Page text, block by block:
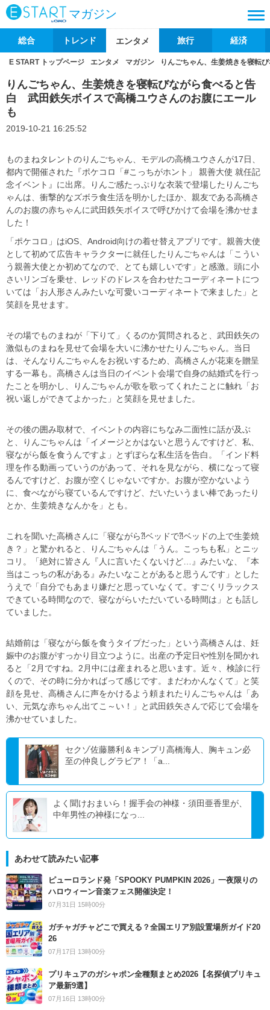
マガジン
総合 トレンド エンタメ 旅行 経済
E START トップページ エンタメ マガジン りんごちゃん、生姜焼きを寝転
りんごちゃん、生姜焼きを寝転びながら食べると告
白 武田鉄矢ボイスで高橋ユウさんのお腹にエール
も
2019-10-21 16:25:52
ものまねタレントのりんごちゃん、モデルの高橋ユウさんが17日、
都内で開催された『ポケコロ「#こっちがホント」 親善大使 就任記
念イベント』に出席。りんご感たっぷりな衣装で登場したりんごち
ゃんは、衝撃的なズボラ食生活を明かしたほか、親友である高橋さ
んのお腹の赤ちゃんに武田鉄矢ボイスで呼びかけて会場を沸かせま
した！
「ポケコロ」はiOS、Android向けの着せ替えアプリです。親善大使
として初めて広告キャラクターに就任したりんごちゃんは「こうい
う親善大使とか初めてなので、とても嬉しいです」と感激。頭に小
さいリンゴを乗せ、レッドのドレスを合わせたコーディネートにつ
いては「お人形さんみたいな可愛いコーディネートで来ました」と
笑顔を見せます。
その場でものまねが「下りて」くるのか質問されると、武田鉄矢の
激似ものまねを見せて会場を大いに沸かせたりんごちゃん。当日
は、そんなりんごちゃんをお祝いするため、高橋さんが花束を贈呈
する一幕も。高橋さんは当日のイベント会場で自身の結婚式を行っ
たことを明かし、りんごちゃんが歌を歌ってくれたことに触れ「お
祝い返しができてよかった」と笑顔を見せました。
その後の囲み取材で、イベントの内容にちなみ二面性に話が及ぶ
と、りんごちゃんは「イメージとかはないと思うんですけど、私、
寝ながら飯を食うんですよ」とずぼらな私生活を告白。「インド料
理を作る動画っていうのがあって、それを見ながら、横になって寝
るんですけど、お腹が空くじゃないですか。お腹が空かないよう
に、食べながら寝ているんですけど、だいたいうまい棒であったり
とか、生姜焼きなんかを」とも。
これを聞いた高橋さんに「寝ながら⁈ベッドで⁈ベッドの上で生姜焼
き？」と驚かれると、りんごちゃんは「うん。こっちも私」とニッ
コリ。「絶対に皆さん『人に言いたくないけど…』みたいな、『本
当はこっちの私がある』みたいなことがあると思うんです」とした
うえで「自分でもあまり嫌だと思っていなくて。すごくリラックス
できている時間なので、寝ながらいただいている時間は」とも話し
ていました。
結婚前は「寝ながら飯を食うタイプだった」という高橋さんは、妊
娠中のお腹がすっかり目立つように。出産の予定日や性別を聞かれ
ると「2月ですね。2月中には産まれると思います。近々、検診に行
くので、その時に分かればって感じです。まだわかんなくて」と笑
顔を見せ、高橋さんに声をかけるよう頼まれたりんごちゃんは「あ
い、元気な赤ちゃん出てこ～い！」と武田鉄矢さんで応じて会場を
沸かせていました。
セクゾ佐藤勝利＆キンプリ高橋海人、胸キュン必
至の仲良しグラビア！「a...
よく聞けおまいら！握手会の神様・須田亜香里が、
中年男性の神様になっ...
あわせて読みたい記事
ピューロランド発「SPOOKY PUMPKIN 2026」一夜限りの
ハロウィーン音楽フェス開催決定！
07月31日 15時00分
ガチャガチャどこで買える？全国エリア別設置場所ガイド20
26
07月17日 13時00分
プリキュアのガシャポン全種類まとめ2026【名探偵プリキュ
ア最新9選】
07月16日 13時00分